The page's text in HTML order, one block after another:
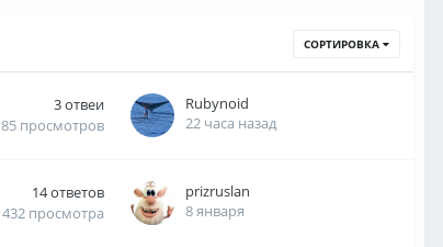
СОРТИРОВКА
3отвеи
85 просмотров
Rubynoid
22 часа назад
14ответов
432 просмотра
prizruslan
8 января